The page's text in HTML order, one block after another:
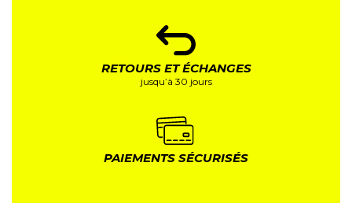
RETOURS ET ÉCHANGES
jusqu’à 30 jours
PAIEMENTS SÉCURISÉS